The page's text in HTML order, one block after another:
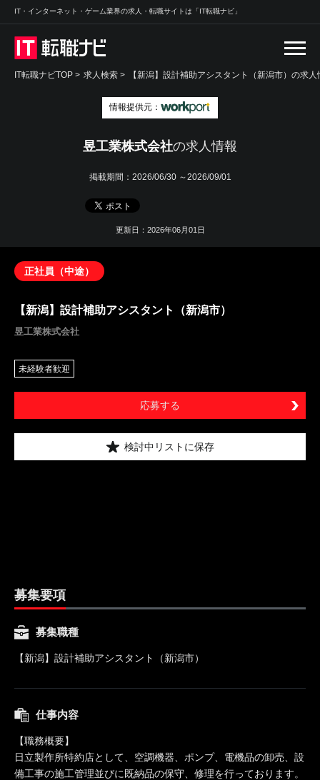
IT・インターネット・ゲーム業界の求人・転職サイトは「IT転職ナビ」
IT転職ナビTOP > 求人検索 > 【新潟】設計補助アシスタント（新潟市）の求人
情報提供元：
昱工業株式会社の求人情報
掲載期間： 2026/06/30 ～2026/09/01
更新日：2026年06月01日
正社員（中途）
【新潟】設計補助アシスタント（新潟市）
昱工業株式会社
未経験者歓迎
応募する
検討中リストに保存
募集要項
募集職種
【新潟】設計補助アシスタント（新潟市）
仕事内容
【職務概要】
日立製作所特約店として、空調機器、ポンプ、電機品の卸売、設
備工事の施工管理並びに既納品の保守、修理を行っております。